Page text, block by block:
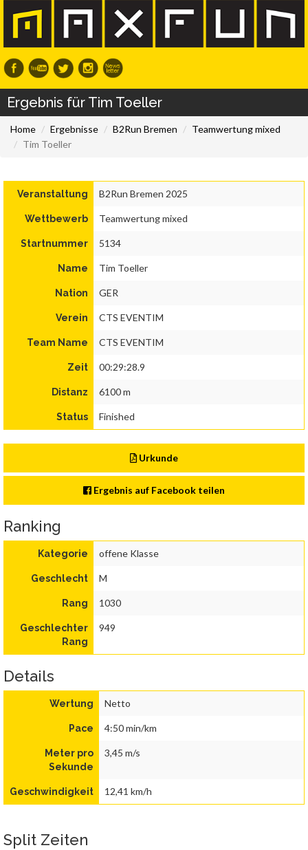
Ergebnis für Tim Toeller
Home Ergebnisse B2Run Bremen
Teamwertung mixed
Tim Toeller
Veranstaltung B2Run Bremen 2025
Wettbewerb Teamwertung mixed
Startnummer 5134
Name Tim Toeller
Nation GER
Verein CTS EVENTIM
Team Name CTS EVENTIM
Zeit 00:29:28.9
Distanz 6100 m
Status Finished
Urkunde
Ergebnis auf Facebook teilen
Ranking
Kategorie offene Klasse
Geschlecht M
Rang 1030
Geschlechter
Rang
949
Details
Wertung Netto
Pace 4:50 min/km
Meter pro
Sekunde
3,45 m/s
Geschwindigkeit 12,41 km/h
Split Zeiten